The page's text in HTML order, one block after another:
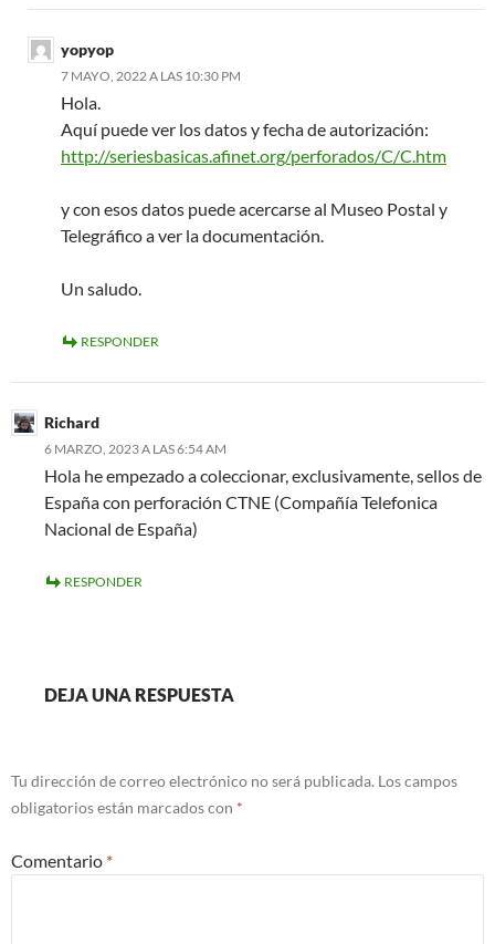
yopyop
7 MAYO, 2022 A LAS 10:30 PM
Hola.
Aquí puede ver los datos y fecha de autorización:
http://seriesbasicas.afinet.org/perforados/C/C.htm
y con esos datos puede acercarse al Museo Postal y
Telegráfico a ver la documentación.
Un saludo.
RESPONDER
Richard
6 MARZO, 2023 A LAS 6:54 AM
Hola he empezado a coleccionar, exclusivamente, sellos de
España con perforación CTNE (Compañía Telefonica
Nacional de España)
RESPONDER
DEJA UNA RESPUESTA
Tu dirección de correo electrónico no será publicada. Los campos
obligatorios están marcados con *
Comentario *